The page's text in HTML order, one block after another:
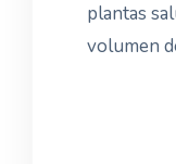
plantas
volumen